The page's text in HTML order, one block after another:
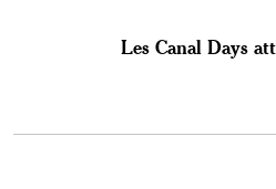
Les Canal Days